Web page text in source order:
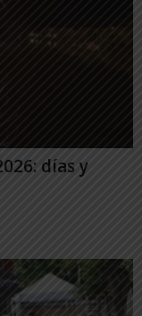
días y